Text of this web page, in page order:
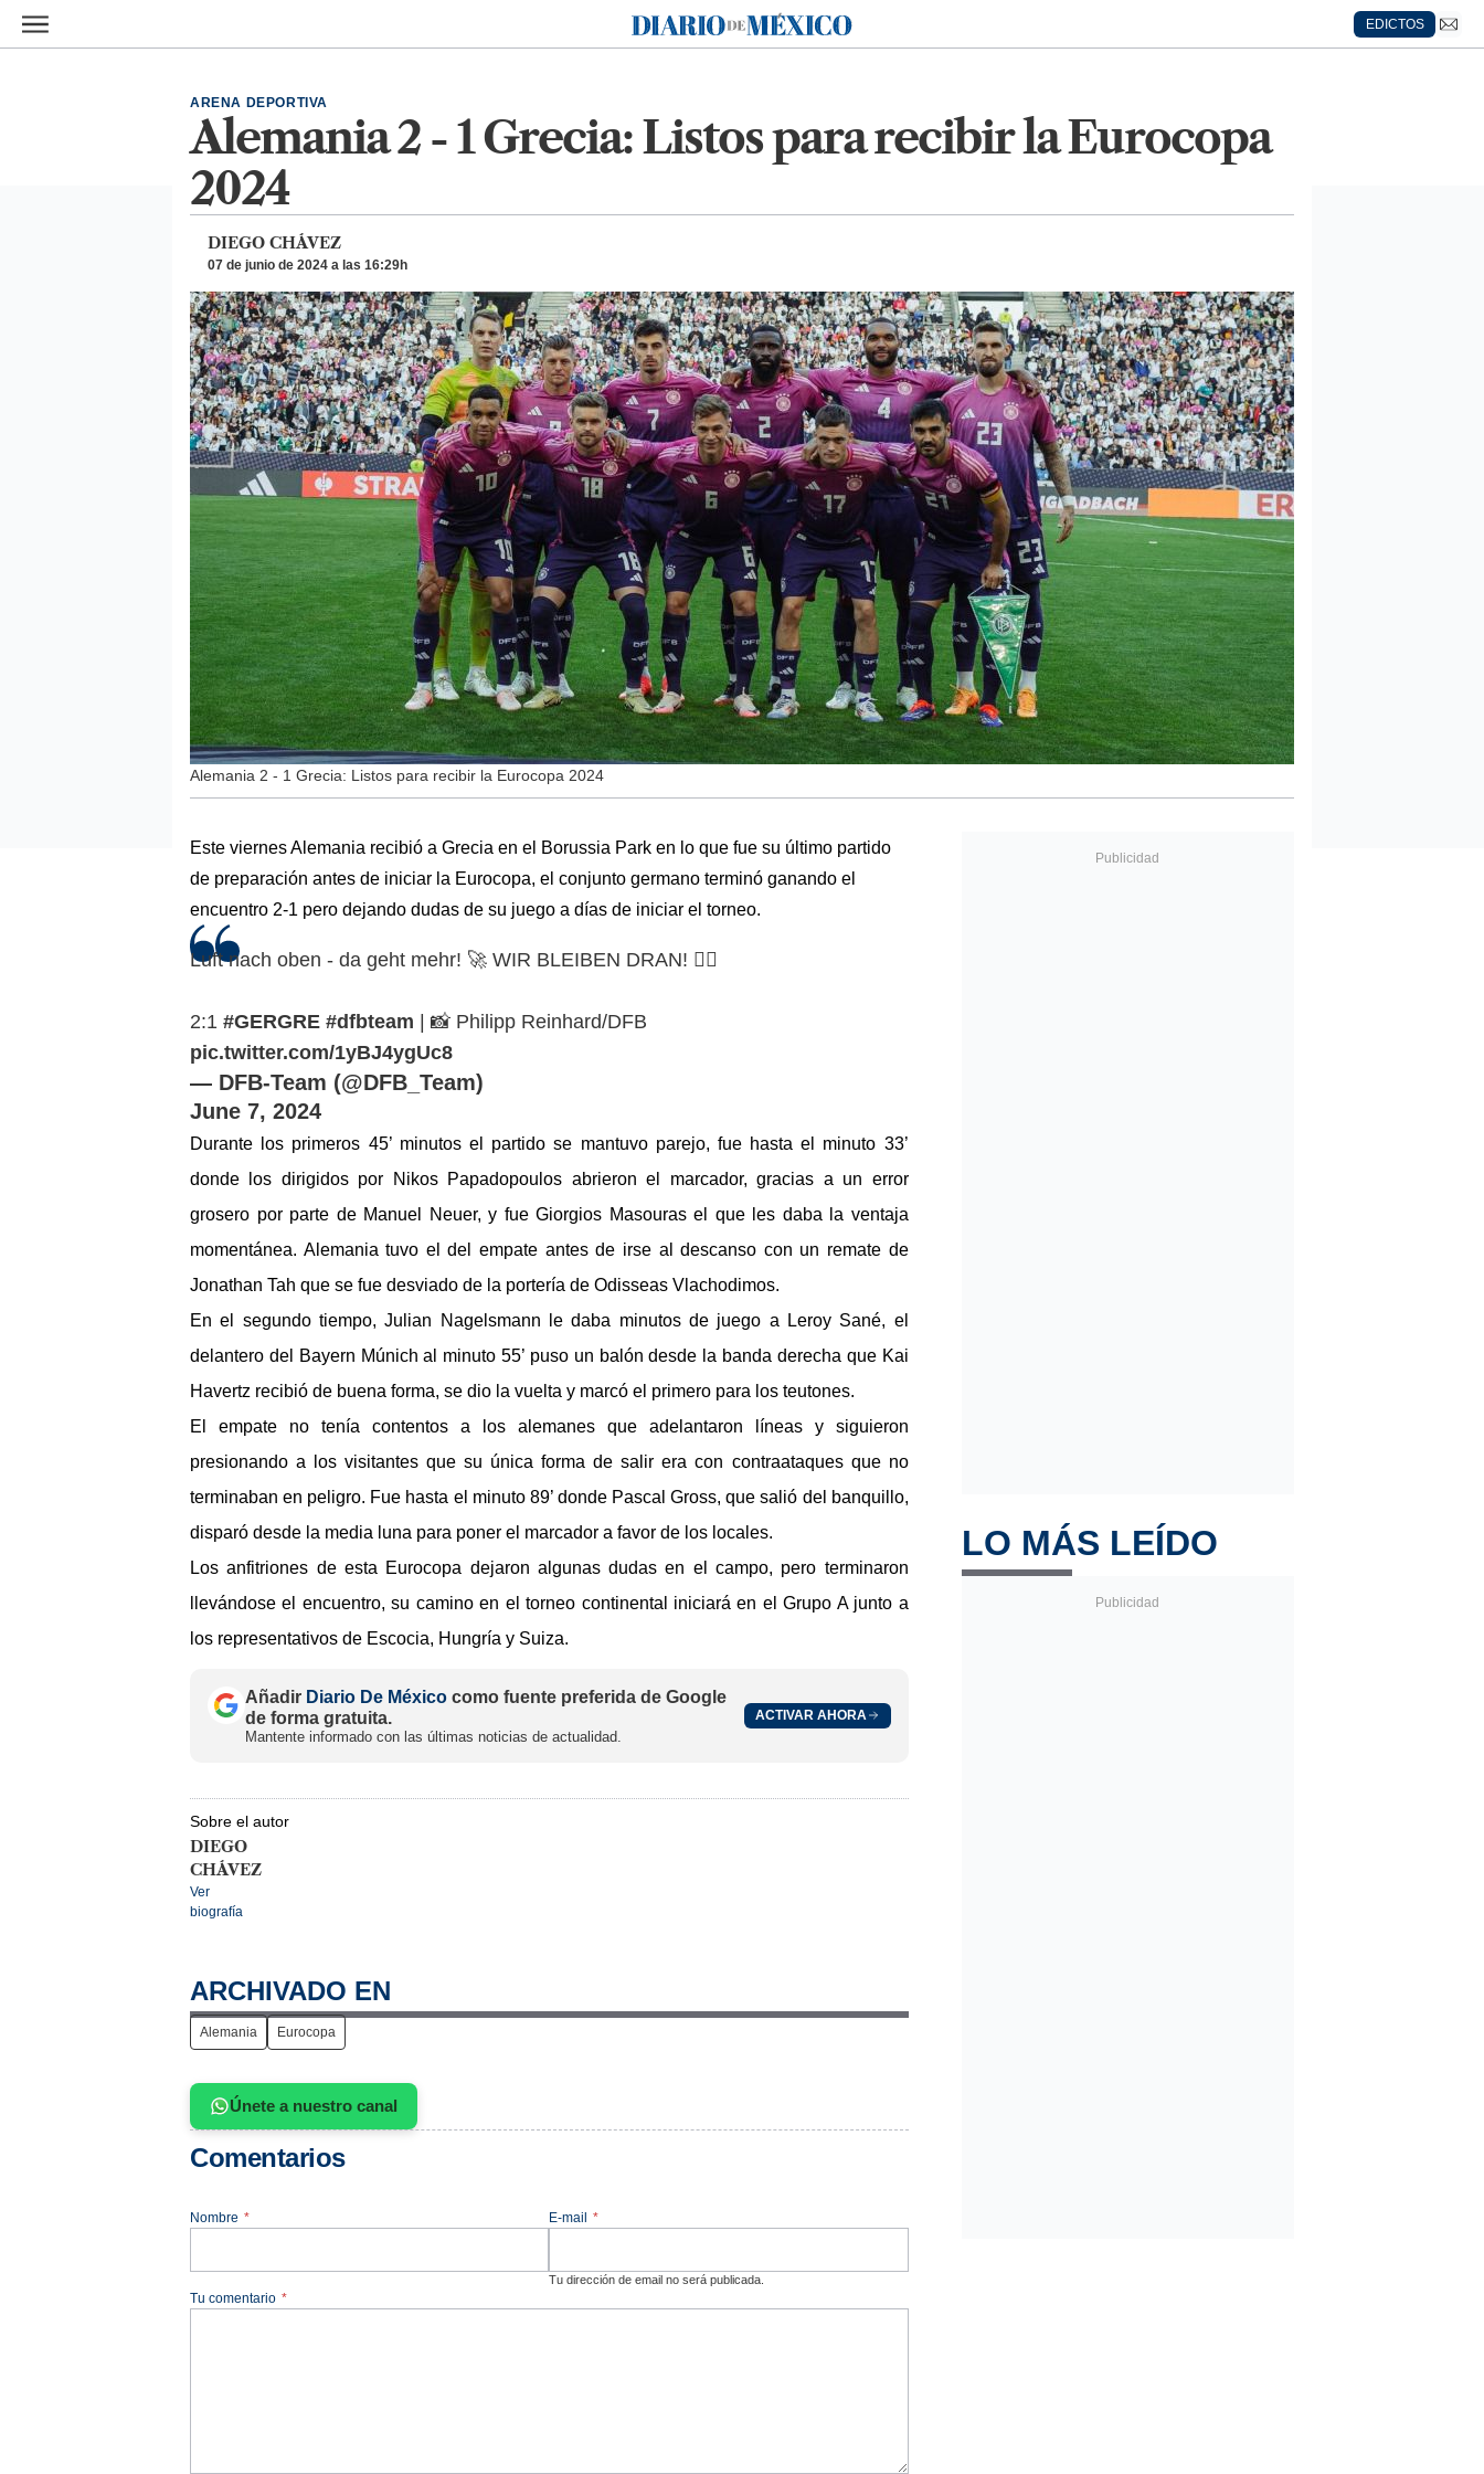
Ir al contenido principal
Diario de México
EDICTOS
Alemania 2 - 1 Grecia: Listos para recibir la Eurocopa
2024
ARENA DEPORTIVA
DIEGO CHÁVEZ
07 de junio de 2024 a las 16:29h
Alemania 2 - 1 Grecia: Listos para recibir la Eurocopa 2024
Este viernes Alemania recibió a Grecia en el Borussia Park en lo que fue su último partido
de preparación antes de iniciar la Eurocopa, el conjunto germano terminó ganando el
encuentro 2-1 pero dejando dudas de su juego a días de iniciar el torneo.
Luft nach oben - da geht mehr! 🚀 WIR BLEIBEN DRAN! ❤️‍🔥
2:1 #GERGRE #dfbteam | 📸 Philipp Reinhard/DFB
pic.twitter.com/1yBJ4ygUc8
— DFB-Team (@DFB_Team)
June 7, 2024
Durante los primeros 45’ minutos el partido se mantuvo parejo, fue hasta el minuto 33’
donde los dirigidos por Nikos Papadopoulos abrieron el marcador, gracias a un error
grosero por parte de Manuel Neuer, y fue Giorgios Masouras el que les daba la ventaja
momentánea. Alemania tuvo el del empate antes de irse al descanso con un remate de
Jonathan Tah que se fue desviado de la portería de Odisseas Vlachodimos.
En el segundo tiempo, Julian Nagelsmann le daba minutos de juego a Leroy Sané, el
delantero del Bayern Múnich al minuto 55’ puso un balón desde la banda derecha que Kai
Havertz recibió de buena forma, se dio la vuelta y marcó el primero para los teutones.
El empate no tenía contentos a los alemanes que adelantaron líneas y siguieron
presionando a los visitantes que su única forma de salir era con contraataques que no
terminaban en peligro. Fue hasta el minuto 89’ donde Pascal Gross, que salió del banquillo,
disparó desde la media luna para poner el marcador a favor de los locales.
Los anfitriones de esta Eurocopa dejaron algunas dudas en el campo, pero terminaron
llevándose el encuentro, su camino en el torneo continental iniciará en el Grupo A junto a
los representativos de Escocia, Hungría y Suiza.
Añadir Diario De México como fuente preferida de Google
de forma gratuita.
Mantente informado con las últimas noticias de actualidad.
ACTIVAR AHORA
Sobre el autor
DIEGO
CHÁVEZ
Ver
biografía
ARCHIVADO EN
Alemania Eurocopa
Únete a nuestro canal
Comentarios
Nombre * E-mail *
Tu dirección de email no será publicada.
Tu comentario *
LO MÁS LEÍDO